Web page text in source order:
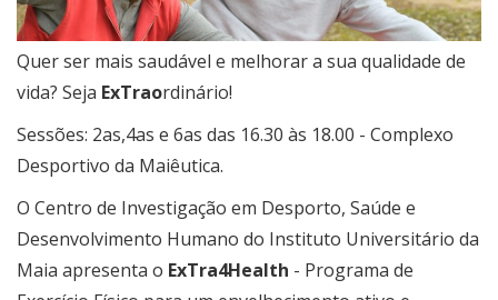
Quer ser mais saudável e melhorar a sua qualidade de
vida? Seja ExTraordinário!
Sessões: 2as,4as e 6as das 16.30 às 18.00 - Complexo
Desportivo da Maiêutica.
​O Centro de Investigação em Desporto, Saúde e
Desenvolvimento Humano do Instituto Universitário da
Maia apresenta o ExTra4Health - Programa de